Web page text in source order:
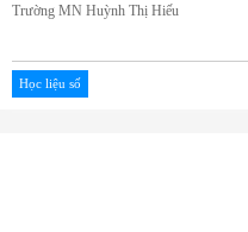
Trường MN Huỳnh Thị Hiếu
Học liệu số